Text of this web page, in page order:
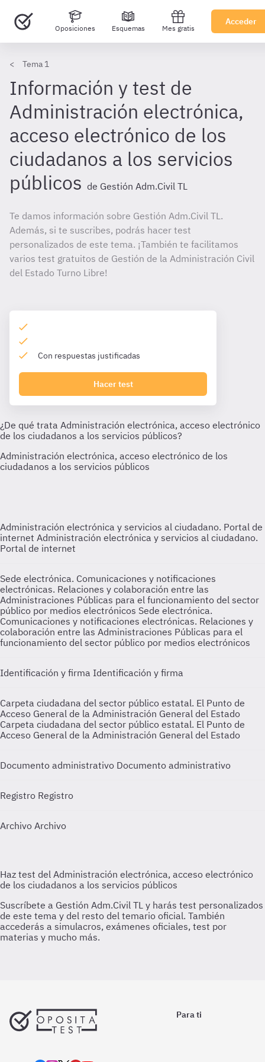
Oposiciones Esquemas Mes gratis
Acceder
Tema 1
Información y test de
Administración electrónica,
acceso electrónico de los
ciudadanos a los servicios
públicos de Gestión Adm.Civil TL
Te damos información sobre Gestión Adm.Civil TL.
Además, si te suscribes, podrás hacer test
personalizados de este tema. ¡También te facilitamos
varios test gratuitos de Gestión de la Administración Civil
del Estado Turno Libre!
Con respuestas justificadas
Hacer test
Administración electrónica y servicios al ciudadano. Portal de
internet Administración electrónica y servicios al ciudadano.
Portal de internet
Sede electrónica. Comunicaciones y notificaciones
electrónicas. Relaciones y colaboración entre las
Administraciones Públicas para el funcionamiento del sector
público por medios electrónicos Sede electrónica.
Comunicaciones y notificaciones electrónicas. Relaciones y
colaboración entre las Administraciones Públicas para el
funcionamiento del sector público por medios electrónicos
Identificación y firma Identificación y firma
Carpeta ciudadana del sector público estatal. El Punto de
Acceso General de la Administración General del Estado
Carpeta ciudadana del sector público estatal. El Punto de
Acceso General de la Administración General del Estado
Documento administrativo Documento administrativo
Registro Registro
Archivo Archivo
Para ti